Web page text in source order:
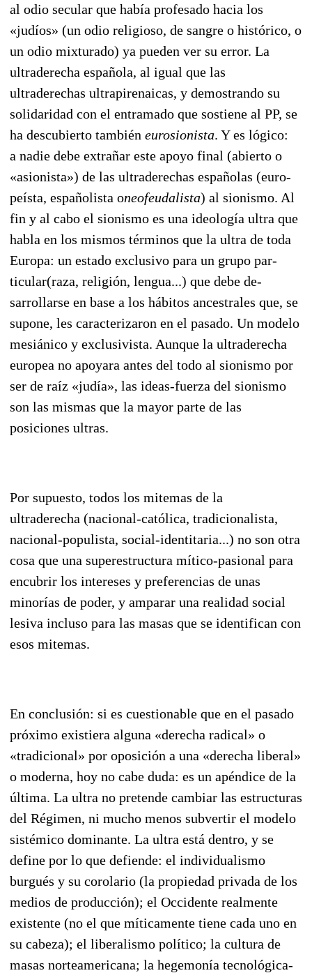
al odio secular que había profesado hacia los
«judíos» (un odio religioso, de sangre o histórico, o
un odio mixturado) ya pueden ver su error. La
ultraderecha española, al igual que las
ultraderechas ultrapi­renaicas, y demostrando su
solidaridad con el en­tramado que sostiene al PP, se
ha descubierto también eurosionista. Y es lógico:
a nadie debe ex­trañar este apoyo final (abierto o
«asio­­nista») de las ultrade­rechas españolas (euro­
peísta, españo­lista oneofeudalista) al sionismo. Al
fin y al cabo el sionismo es una i­deología ultra que
habla en los mismos términos que la ultra de toda
Europa: un estado exclusivo para un grupo par­
ticular(raza, religión, lengua...) que debe de­­
sarrollarse en ba­­­­­se a los hábitos ancestra­les que, se
supone, les caracterizaron en el pasado. Un modelo
mesiánico y exclusivista. Aunque la ultra­de­recha
europea no apoyara antes del todo al sionismo por
ser de raíz «judía», las ideas-fuer­za del sionismo
son las mis­­mas que la mayor parte de las
posiciones ultras.
Por supuesto, todos los mitemas de la
ultraderecha (nacional-católica, tradicionalista,
nacio­nal-po­pulista, social-identitaria...) no son otra
cosa que una superestructura mítico-pasional para
encubrir los intereses y preferencias de unas
minorías de poder, y amparar una realidad social
lesiva incluso para las masas que se identifican con
esos mitemas.
En conclusión: si es cuestionable que en el pasado
próximo existiera alguna «derecha radical» o
«tradicional» por opo­sición a una «derecha liberal»
o moderna, hoy no cabe duda: es un apén­dice de la
última. La ultra no pretende cambiar las estructuras
del Régimen, ni mucho menos subvertir el mo­delo
sistémico dominante. La ultra está dentro, y se
define por lo que defiende: el in­dividualismo
burgués y su corolario (la propiedad privada de los
medios de pro­ducción); el Occiden­te realmente
existente (no el que míticamente tiene cada uno en
su cabeza); el liberalismo polí­tico; la cultura de
masas norteamericana; la hegemonía tecnológica-